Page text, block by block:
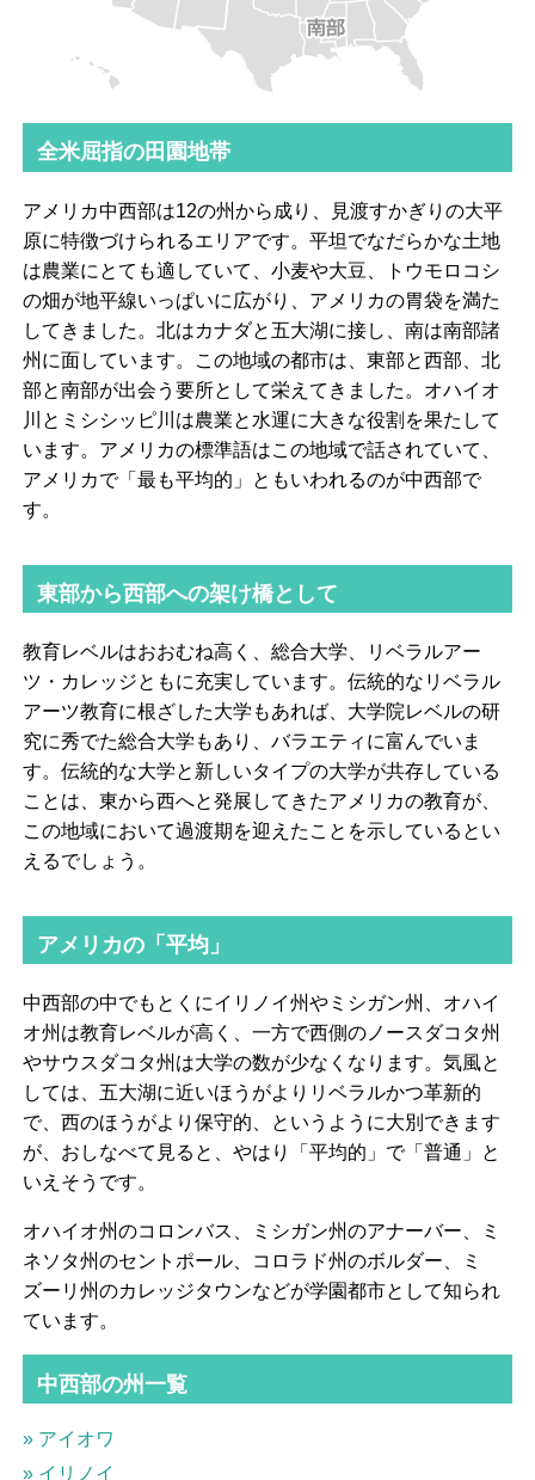
全米屈指の田園地帯
アメリカ中西部は12の州から成り、見渡すかぎりの大平
原に特徴づけられるエリアです。平坦でなだらかな土地
は農業にとても適していて、小麦や大豆、トウモロコシ
の畑が地平線いっぱいに広がり、アメリカの胃袋を満た
してきました。北はカナダと五大湖に接し、南は南部諸
州に面しています。この地域の都市は、東部と西部、北
部と南部が出会う要所として栄えてきました。オハイオ
川とミシシッピ川は農業と水運に大きな役割を果たして
います。アメリカの標準語はこの地域で話されていて、
アメリカで「最も平均的」ともいわれるのが中西部で
す。
東部から西部への架け橋として
教育レベルはおおむね高く、総合大学、リベラルアー
ツ・カレッジともに充実しています。伝統的なリベラル
アーツ教育に根ざした大学もあれば、大学院レベルの研
究に秀でた総合大学もあり、バラエティに富んでいま
す。伝統的な大学と新しいタイプの大学が共存している
ことは、東から西へと発展してきたアメリカの教育が、
この地域において過渡期を迎えたことを示しているとい
えるでしょう。
アメリカの「平均」
中西部の中でもとくにイリノイ州やミシガン州、オハイ
オ州は教育レベルが高く、一方で西側のノースダコタ州
やサウスダコタ州は大学の数が少なくなります。気風と
しては、五大湖に近いほうがよりリベラルかつ革新的
で、西のほうがより保守的、というように大別できます
が、おしなべて見ると、やはり「平均的」で「普通」と
いえそうです。
オハイオ州のコロンバス、ミシガン州のアナーバー、ミ
ネソタ州のセントポール、コロラド州のボルダー、ミ
ズーリ州のカレッジタウンなどが学園都市として知られ
ています。
中西部の州一覧
» アイオワ
» イリノイ